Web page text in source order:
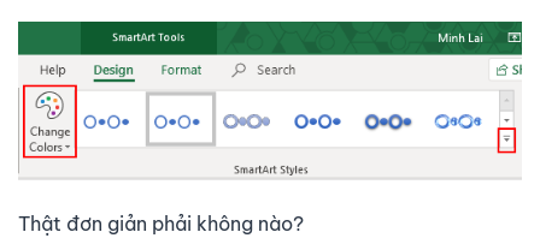
Thật đơn giản phải không nào?